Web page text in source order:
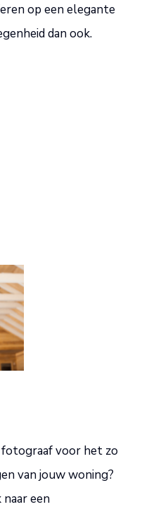
op een elegante
dan ook.
fotograaf voor het zo
van jouw woning?
een